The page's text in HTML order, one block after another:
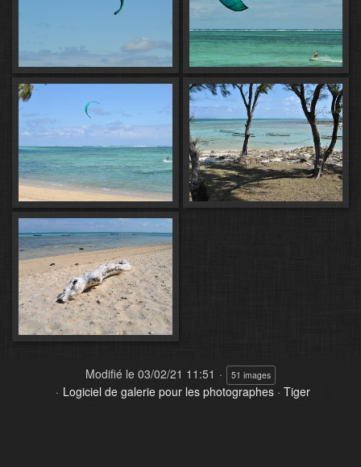
Modifié le 03/02/21 11:51 51 images
Logiciel de galerie pour les photographes· Tiger